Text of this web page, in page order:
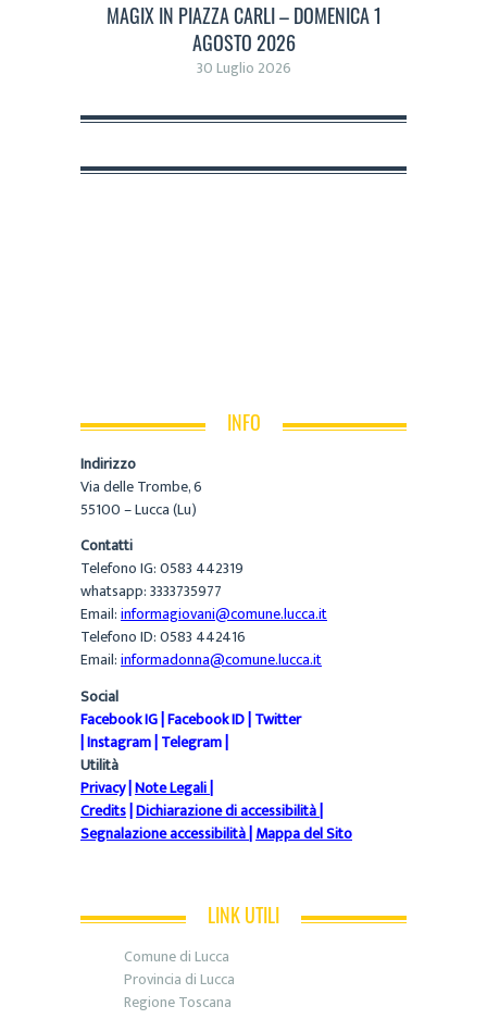
MAGIX IN PIAZZA CARLI – DOMENICA 1
AGOSTO 2026
30 Luglio 2026
INFO
Indirizzo
Via delle Trombe, 6
55100 – Lucca (Lu)
Contatti
Telefono IG: 0583 442319
whatsapp: 3333735977
Email:informagiovani@comune.lucca.it
Telefono ID: 0583 442416
Email:informadonna@comune.lucca.it
Social
Facebook IG|Facebook ID|Twitter
|Instagram|Telegram|
Utilità
Privacy|Note Legali|
Credits|Dichiarazione di accessibilità|
Segnalazione accessibilità|Mappa del Sito
LINK UTILI
Comune di Lucca
Provincia di Lucca
Regione Toscana